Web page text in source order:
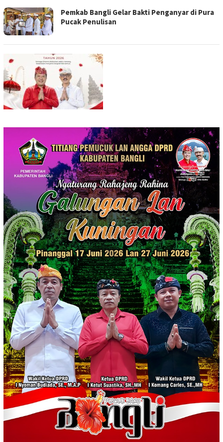
Pemkab Bangli Gelar Bakti Penganyar di Pura
Pucak Penulisan